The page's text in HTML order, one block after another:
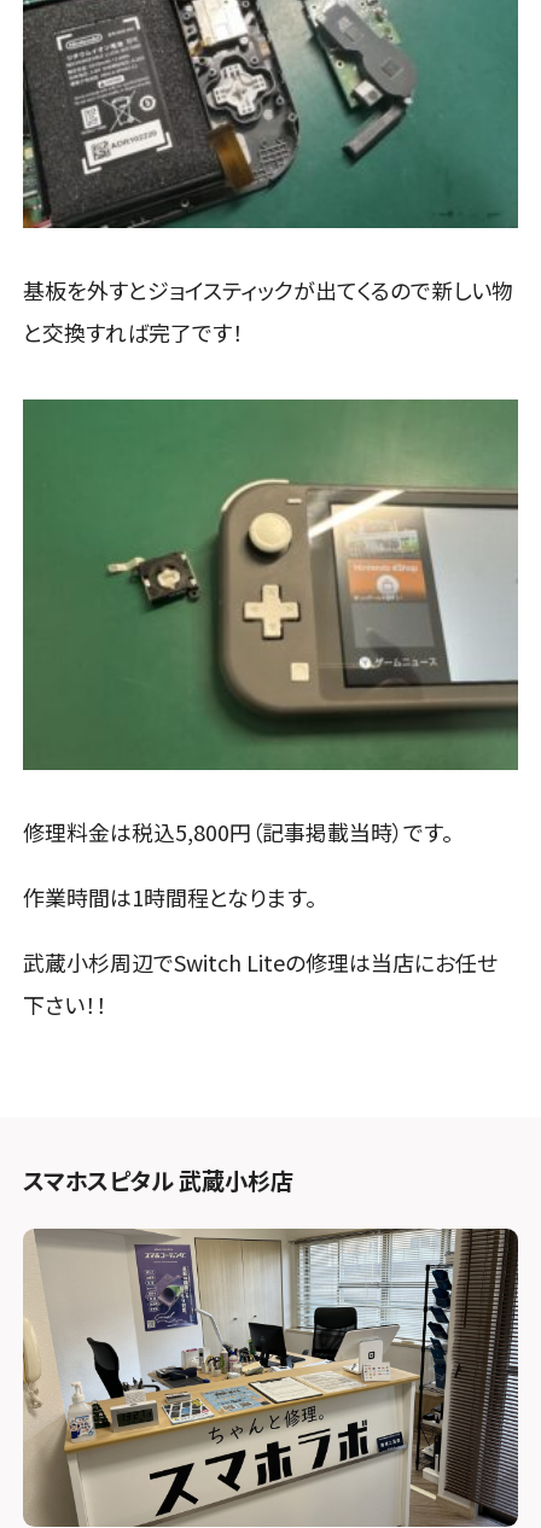
基板を外すとジョイスティックが出てくるので新しい物
と交換すれば完了です！
修理料金は税込5,800円（記事掲載当時）です。
作業時間は1時間程となります。
武蔵小杉周辺でSwitch Liteの修理は当店にお任せ
下さい！！
スマホスピタル 武蔵小杉店